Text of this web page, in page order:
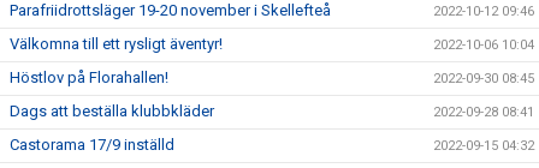
Parafriidrottsläger 19-20 november i Skellefteå 2022-10-12 09:46
Välkomna till ett rysligt äventyr! 2022-10-06 10:04
Höstlov på Florahallen! 2022-09-30 08:45
Dags att beställa klubbkläder 2022-09-28 08:41
Castorama 17/9 inställd 2022-09-15 04:32